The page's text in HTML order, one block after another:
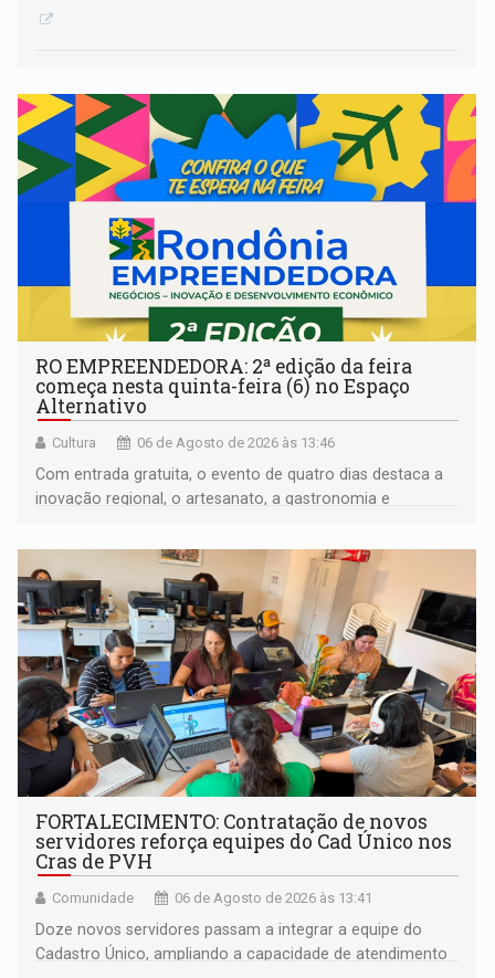
RO EMPREENDEDORA: 2ª edição da feira
começa nesta quinta-feira (6) no Espaço
Alternativo
Cultura 06 de Agosto de 2026 às 13:46
Com entrada gratuita, o evento de quatro dias destaca a
inovação regional, o artesanato, a gastronomia e
FORTALECIMENTO: Contratação de novos
servidores reforça equipes do Cad Único nos
Cras de PVH
Comunidade 06 de Agosto de 2026 às 13:41
Doze novos servidores passam a integrar a equipe do
Cadastro Único, ampliando a capacidade de atendimento